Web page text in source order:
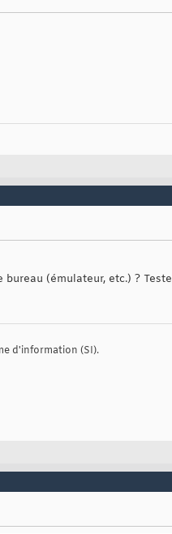
(émulateur, etc.) ?
d'information (SI).